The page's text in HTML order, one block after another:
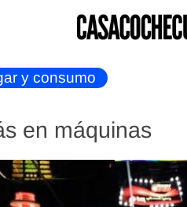
y consumo
en máquinas